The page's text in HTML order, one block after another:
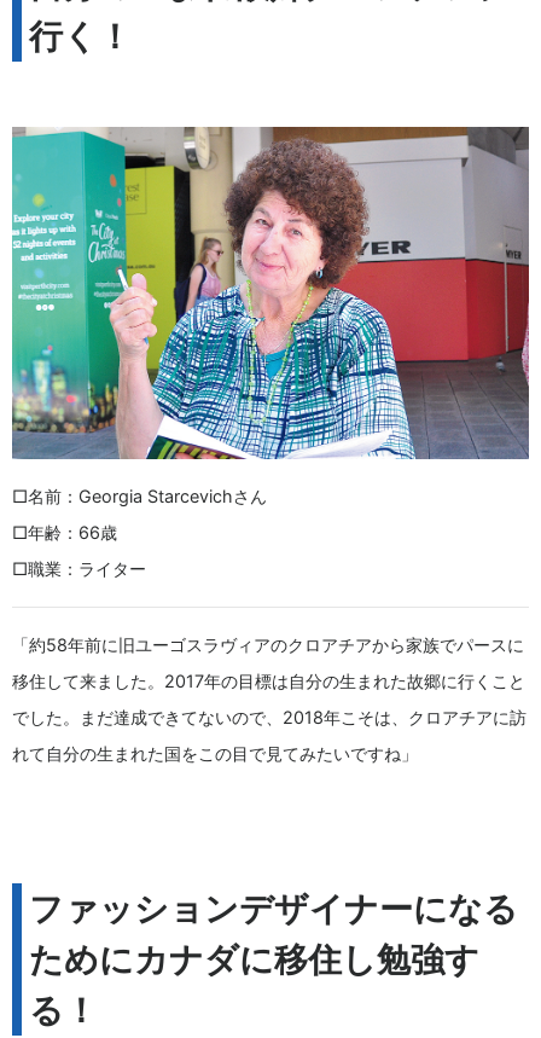
行く！
□名前：Georgia Starcevichさん
□年齢：66歳
□職業：ライター
「約58年前に旧ユーゴスラヴィアのクロアチアから家族でパースに
移住して来ました。2017年の目標は自分の生まれた故郷に行くこと
でした。まだ達成できてないので、2018年こそは、クロアチアに訪
れて自分の生まれた国をこの目で見てみたいですね」
ファッションデザイナーになる
ためにカナダに移住し勉強す
る！